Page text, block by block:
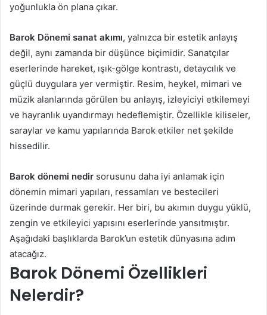
yoğunlukla ön plana çıkar.
Barok Dönemi sanat akımı, yalnızca bir estetik anlayış
değil, aynı zamanda bir düşünce biçimidir. Sanatçılar
eserlerinde hareket, ışık-gölge kontrastı, detaycılık ve
güçlü duygulara yer vermiştir. Resim, heykel, mimari ve
müzik alanlarında görülen bu anlayış, izleyiciyi etkilemeyi
ve hayranlık uyandırmayı hedeflemiştir. Özellikle kiliseler,
saraylar ve kamu yapılarında Barok etkiler net şekilde
hissedilir.
Barok dönemi nedir sorusunu daha iyi anlamak için
dönemin mimari yapıları, ressamları ve bestecileri
üzerinde durmak gerekir. Her biri, bu akımın duygu yüklü,
zengin ve etkileyici yapısını eserlerinde yansıtmıştır.
Aşağıdaki başlıklarda Barok’un estetik dünyasına adım
atacağız.
Barok Dönemi Özellikleri
Nelerdir?